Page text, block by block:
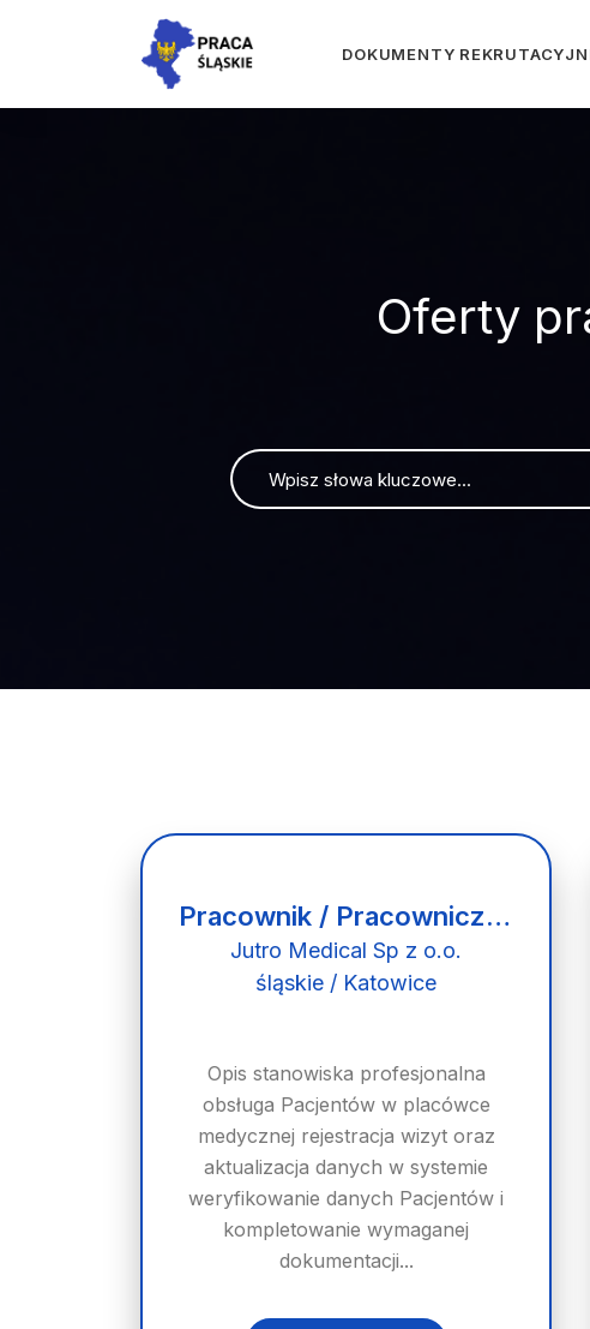
DOKUMENTY
Oferty
Pracownik / Pracowniczka Rejestracji Medycznej
Jutro Medical Sp z o.o.
śląskie / Katowice
Opis stanowiska profesjonalna
obsługa Pacjentów w placówce
medycznej rejestracja wizyt oraz
aktualizacja danych w systemie
weryfikowanie danych Pacjentów i
kompletowanie wymaganej
dokumentacji...